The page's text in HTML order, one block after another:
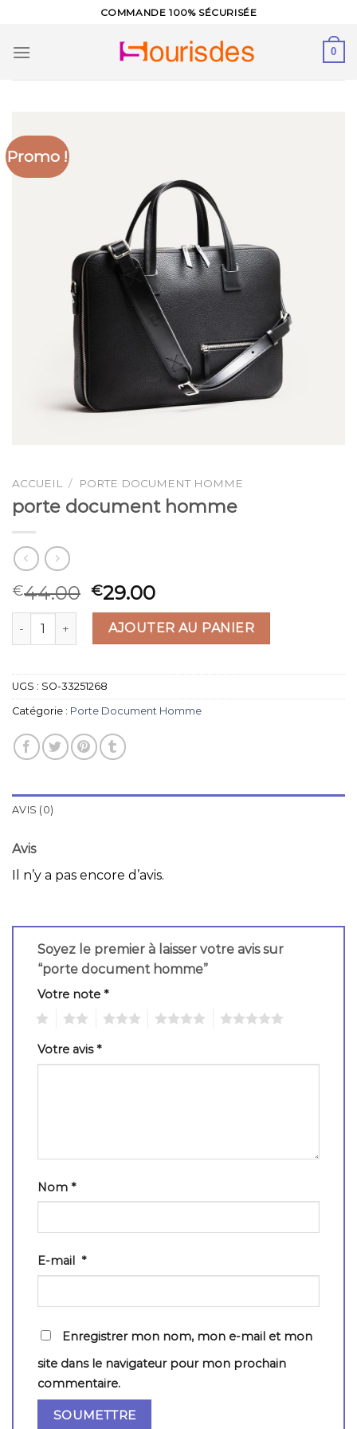
content
COMMANDE 100% SÉCURISÉE
0
Promo !
ACCUEIL / PORTE DOCUMENT HOMME
porte document homme
€44.00 €29.00
quantité de porte document homme
AJOUTER AU PANIER
UGS : SO-33251268
Catégorie : Porte Document Homme
AVIS (0)
Avis
Il n’y a pas encore d’avis.
Soyez le premier à laisser votre avis sur
“porte document homme”
Votre note *
Votre avis*
Nom *
E-mail *
Enregistrer mon nom, mon e-mail et mon
site dans le navigateur pour mon prochain
commentaire.